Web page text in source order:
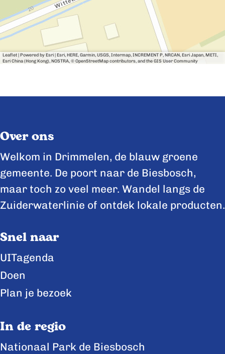
Leaflet | Powered by Esri | Esri, HERE, Garmin, USGS, Intermap, INCREMENT P, NRCAN, Esri Japan, METI,
Esri China (Hong Kong), NOSTRA, © OpenStreetMap contributors, and the GIS User Community
Over ons
Welkom in Drimmelen, de blauw groene
gemeente. De poort naar de Biesbosch,
maar toch zo veel meer. Wandel langs de
Zuiderwaterlinie of ontdek lokale producten.
Snel naar
UITagenda
Doen
Plan je bezoek
In de regio
Nationaal Park de Biesbosch